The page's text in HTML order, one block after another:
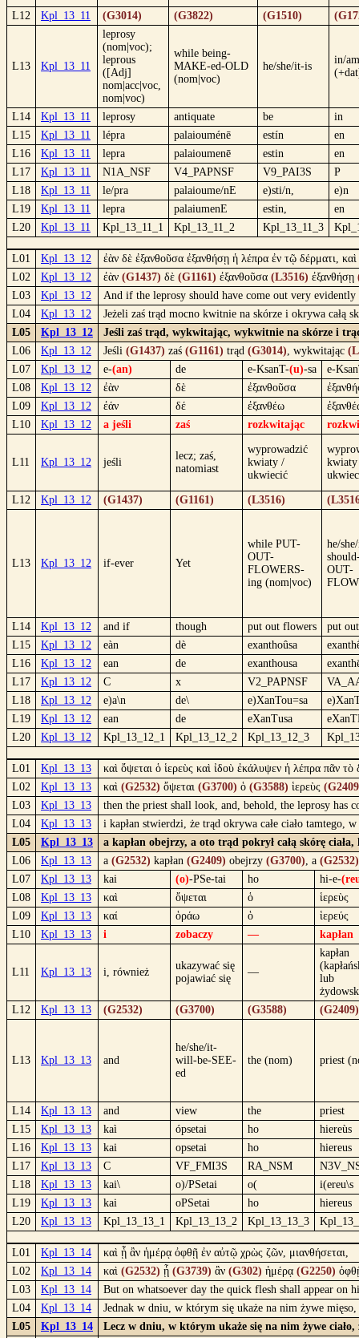
L12 Kpl_13_11 (G3014) (G3822) (G1510)
L13 Kpl_13_11
leprosy
(nom|voc);
leprous
([Adj]
nom|acc|voc,
nom|voc)
while being-
MAKE-ed-OLD
(nom|voc)
he/she/it-is
in/
L14 Kpl_13_11 leprosy antiquate be
in
L15
Kpl_13_11 lépra palaiouménē estín
en
L16
Kpl_13_11 lepra palaioumenē estin
en
L17
Kpl_13_11 N1A_NSF V4_PAPNSF V9_PAI3S
P
L18
Kpl_13_11 le/pra palaioume/nE e)sti/n,
e)n
L19
Kpl_13_11 lepra palaiumenE estin,
en
L20
Kpl_13_11 Kpl_13_11_1 Kpl_13_11_2 Kpl_13_11_3
L01 Kpl_13_12
ἐὰν δὲ ἐξανθοῦσα ἐξανθήσῃ ἡ λέπρα ἐν τῷ δέρματι,
L02
Kpl_13_12 ἐὰν (G1437) δὲ (G1161) ἐξανθοῦσα (L3516) ἐξανθήσῃ
L03
Kpl_13_12
And if the leprosy should have come out very
L04
Kpl_13_12
Jeżeli zaś trąd mocno kwitnie na skórze i okrywa całą
L05
Kpl_13_12
Jeśli zaś trąd, wykwitając, wykwitnie na skórze i
L06
Kpl_13_12 Jeśli (G1437) zaś (G1161) trąd (G3014), wykwitając
L07
Kpl_13_12 e-(an) de e-KsanT-(u)-sa
e-
L08
Kpl_13_12 ἐὰν δὲ ἐξανθοῦσα
L09
Kpl_13_12 ἐάν δέ ἐξανθέω
L10
Kpl_13_12 a jeśli zaś rozkwitając
L11 Kpl_13_12 jeśli
lecz; zaś,
natomiast
wyprowadzić
kwiaty /
ukwiecić
L12 Kpl_13_12 (G1437) (G1161) (L3516)
L13 Kpl_13_12 if-ever Yet
while PUT-
OUT-
FLOWERS-
ing (nom|voc)
he/
OUT-
L14 Kpl_13_12 and if though put out flowers
put
L15
Kpl_13_12 eàn dè exanthoûsa
L16
Kpl_13_12 ean de exanthousa
L17
Kpl_13_12 C x V2_PAPNSF
L18
Kpl_13_12 e)a\n de\ e)XanTou=sa
L19
Kpl_13_12 ean de eXanTusa
L20
Kpl_13_12 Kpl_13_12_1 Kpl_13_12_2 Kpl_13_12_3
L01 Kpl_13_13
καὶ ὄψεται ὁ ἱερεὺς καὶ ἰδοὺ ἐκάλυψεν ἡ λέπρα πᾶν
L02
Kpl_13_13 καὶ (G2532) ὄψεται (G3700) ὁ (G3588) ἱερεὺς
L03
Kpl_13_13
then the priest shall look, and, behold, the leprosy has
L04
Kpl_13_13
i kapłan stwierdzi, że trąd okrywa całe ciało tamtego,
L05
Kpl_13_13
a kapłan obejrzy, a oto trąd pokrył całą skórę
L06
Kpl_13_13 a (G2532) kapłan (G2409) obejrzy (G3700), a (G2532)
L07
Kpl_13_13 kai (o)-PSe-tai ho hi-e-
L08
Kpl_13_13 καὶ ὄψεται ὁ
ἱερεὺς
L09
Kpl_13_13 καί ὁράω ὁ
ἱερεύς
L10
Kpl_13_13 i zobaczy — kapłan
L11 Kpl_13_13 i, również
ukazywać się
pojawiać się
—
kapłan
lub
L12
Kpl_13_13 (G2532) (G3700) (G3588) (G2409)
L13 Kpl_13_13 and
he/she/it-
will-be-SEE-
ed
the (nom) priest
L14 Kpl_13_13 and view the
priest
L15
Kpl_13_13 kaì ópsetai ho
hiereùs
L16
Kpl_13_13 kai opsetai ho
hiereus
L17
Kpl_13_13 C VF_FMI3S RA_NSM
L18
Kpl_13_13 kai\ o)/PSetai o(
i(ereu\s
L19
Kpl_13_13 kai oPSetai ho
hiereus
L20
Kpl_13_13 Kpl_13_13_1 Kpl_13_13_2 Kpl_13_13_3
L01 Kpl_13_14
καὶ ᾗ ἂν ἡμέρᾳ ὀφθῇ ἐν αὐτῷ χρὼς ζῶν, μιανθήσεται,
L02
Kpl_13_14 καὶ (G2532) ᾗ (G3739) ἂν (G302) ἡμέρᾳ (G2250)
L03
Kpl_13_14
But on whatsoever day the quick flesh shall appear on
L04
Kpl_13_14
Jednak w dniu, w którym się ukaże na nim żywe
L05
Kpl_13_14 Lecz w dniu, w którym ukaże się na nim żywe